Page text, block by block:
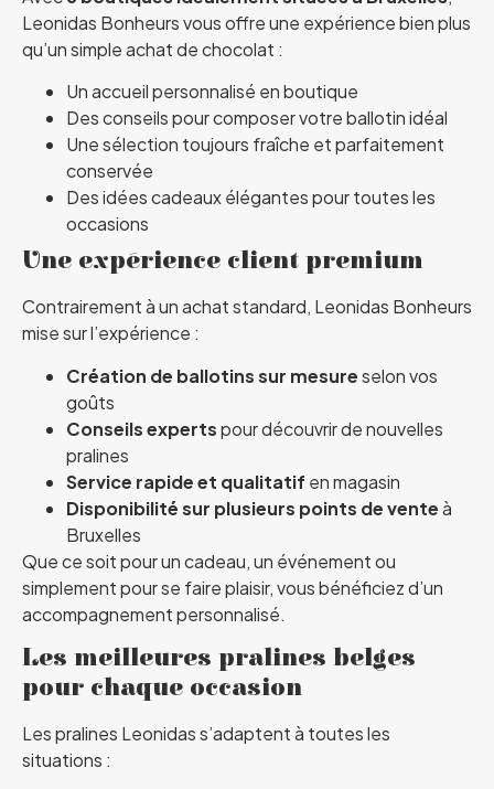
Leonidas Bonheurs vous offre une expérience bien plus
qu’un simple achat de chocolat :
Un accueil personnalisé en boutique
Des conseils pour composer votre ballotin idéal
Une sélection toujours fraîche et parfaitement
conservée
Des idées cadeaux élégantes pour toutes les
occasions
Une expérience client premium
Contrairement à un achat standard, Leonidas Bonheurs
mise sur l’expérience :
Création de ballotins sur mesureselon vos
goûts
Conseils expertspour découvrir de nouvelles
pralines
Service rapide et qualitatif en magasin
Disponibilité sur plusieurs points de venteà
Bruxelles
Que ce soit pour un cadeau, un événement ou
simplement pour se faire plaisir, vous bénéficiez d’un
accompagnement personnalisé.
Les meilleures pralines belges
pour chaque occasion
Les pralines Leonidas s’adaptent à toutes les
situations :